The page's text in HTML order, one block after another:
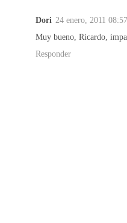
Dori 24 enero, 2011 08:57
Muy bueno, Ricardo,
Responder